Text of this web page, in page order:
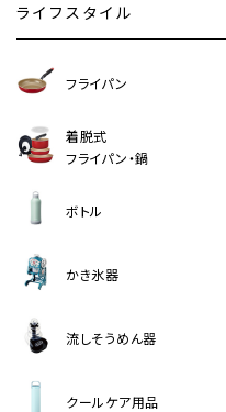
ライフスタイル
フライパン
着脱式
フライパン・鍋
ボトル
かき氷器
流しそうめん器
クールケア用品